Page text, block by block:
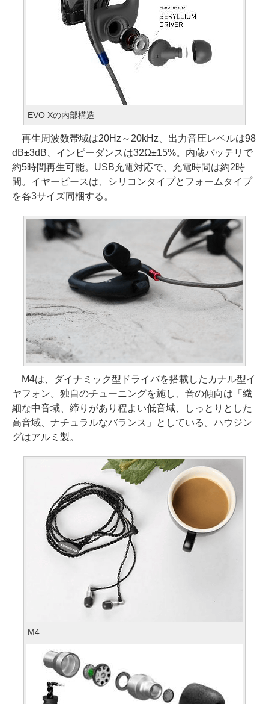
EVO Xの内部構造
再生周波数帯域は20Hz～20kHz、出力音圧レベルは98
dB±3dB、インピーダンスは32Ω±15%。内蔵バッテリで
約5時間再生可能。USB充電対応で、充電時間は約2時
間。イヤーピースは、シリコンタイプとフォームタイプ
を各3サイズ同梱する。
M4は、ダイナミック型ドライバを搭載したカナル型イ
ヤフォン。独自のチューニングを施し、音の傾向は「繊
細な中音域、締りがあり程よい低音域、しっとりとした
高音域、ナチュラルなバランス」としている。ハウジン
グはアルミ製。
M4